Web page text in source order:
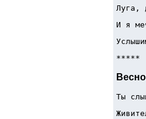
Луга,
И я
*****
Ты